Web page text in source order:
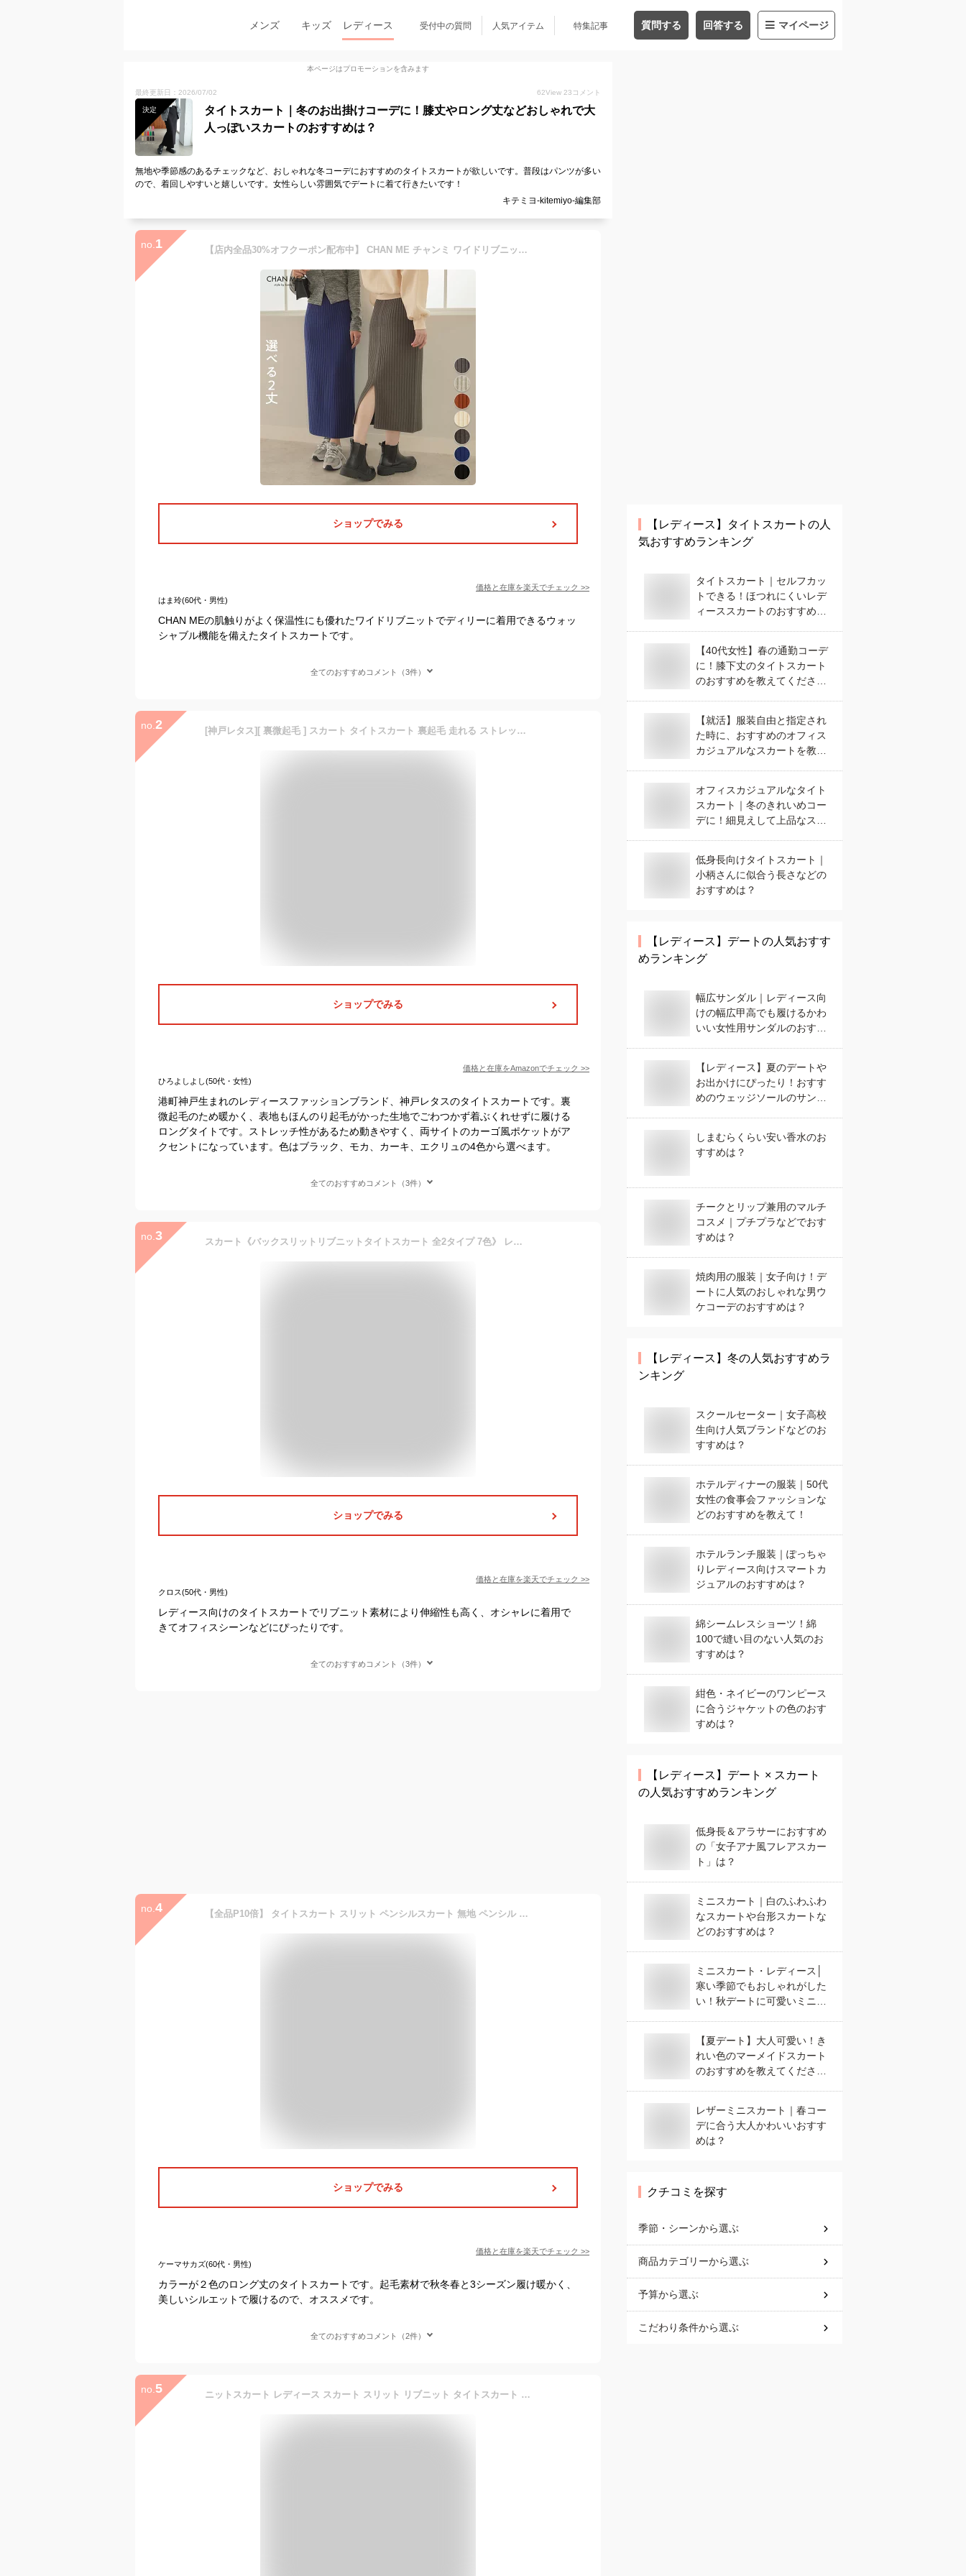
メンズ キッズ レディース 受付中の質問 人気アイテム 特集記事 質問する 回答する マイページ
本ページはプロモーションを含みます
最終更新日：2026/07/02 62View 23 コメント
決定
タイトスカート｜冬のお出掛けコーデに！膝丈やロング丈などおしゃれで大
人っぽいスカートのおすすめは？
無地や季節感のあるチェックなど、おしゃれな冬コーデにおすすめのタイトスカートが欲しいです。普段はパンツが多い
ので、着回しやすいと嬉しいです。女性らしい雰囲気でデートに着て行きたいです！
キテミヨ-kitemiyo-編集部
no. 1 【店内全品30%オフクーポン配布中】 CHAN ME チャンミ ワイドリブニットスカート レディース 25秋冬 バックスリット 全5色 レギュラー丈/ロング丈 M/L/LL
ショップでみる
価格と在庫を楽天でチェック >>
はま玲(60代・男性)
CHAN MEの肌触りがよく保温性にも優れたワイドリブニットでディリーに着用できるウォッ
シャブル機能を備えたタイトスカートです。
全てのおすすめコメント（3件）
no. 2 [神戸レタス][ 裏微起毛 ] スカート タイトスカート 裏起毛 走れる ストレッチ カーゴ風スカート [M4145] M ロング モカ
ショップでみる
価格と在庫をAmazonでチェック >>
ひろよしよし(50代・女性)
港町神戸生まれのレディースファッションブランド、神戸レタスのタイトスカートです。裏
微起毛のため暖かく、表地もほんのり起毛がかった生地でごわつかず着ぶくれせずに履ける
ロングタイトです。ストレッチ性があるため動きやすく、両サイトのカーゴ風ポケットがア
クセントになっています。色はブラック、モカ、カーキ、エクリュの4色から選べます。
全てのおすすめコメント（3件）
no. 3 スカート《バックスリットリブニットタイトスカート 全2タイプ 7色》 レディース ボトムス ニットスカート タイトスカート ペンシルスカート ナロースカート リブニット ウエストゴム シンプル おしゃれ きれいめ オフィス 通勤 ミモレ丈 美脚 秋冬 メール便可//10//
ショップでみる
価格と在庫を楽天でチェック >>
クロス(50代・男性)
レディース向けのタイトスカートでリブニット素材により伸縮性も高く、オシャレに着用で
きてオフィスシーンなどにぴったりです。
全てのおすすめコメント（3件）
no. 4 【全品P10倍】 タイトスカート スリット ペンシルスカート 無地 ペンシル ナロースカート シンプル ミモレ丈 ウエストゴム ひざ下 上品 秋冬 レディース 膝下 ミモレ ロング ロング丈 ポケット フェイク ウール 起毛 大人 きれいめ 清楚 グレー 黒 ブラック 秋 冬 春
ショップでみる
価格と在庫を楽天でチェック >>
ケーマサカズ(60代・男性)
カラーが２色のロング丈のタイトスカートです。起毛素材で秋冬春と3シーズン履け暖かく、
美しいシルエットで履けるので、オススメです。
全てのおすすめコメント（2件）
no. 5 ニットスカート レディース スカート スリット リブニット タイトスカート 選べる2丈 秋冬 タイト ロング 厚手 春 秋 冬 ロングスカート ロング丈 ミモレ丈 ストレッチ 伸縮 動ける ウエストゴム 細見え 美脚 シンプル ベーシック 大人 30代 40代 送料無料
【レディース】 タイトスカート の人
気おすすめランキング
タイトスカート｜セルフカッ
トできる！ほつれにくいレデ
ィーススカートのおすすめ
【40代女性】春の通勤コーデ
に！膝下丈のタイトスカート
のおすすめを教えてくださ
【就活】服装自由と指定され
た時に、おすすめのオフィス
カジュアルなスカートを教え
オフィスカジュアルなタイト
スカート｜冬のきれいめコー
デに！細見えして上品なスカ
低身長向けタイトスカート｜
小柄さんに似合う長さなどの
おすすめは？
【レディース】 デート の人気おすす
めランキング
幅広サンダル｜レディース向
けの幅広甲高でも履けるかわ
いい女性用サンダルのおすす
【レディース】夏のデートや
お出かけにぴったり！おすす
めのウェッジソールのサンダ
しまむらくらい安い香水のお
すすめは？
チークとリップ兼用のマルチ
コスメ｜プチプラなどでおす
すめは？
焼肉用の服装｜女子向け！デ
ートに人気のおしゃれな男ウ
ケコーデのおすすめは？
【レディース】 冬の人気おすすめラ
ンキング
スクールセーター｜女子高校
生向け人気ブランドなどのお
すすめは？
ホテルディナーの服装｜50代
女性の食事会ファッションな
どのおすすめを教えて！
ホテルランチ服装｜ぽっちゃ
りレディース向けスマートカ
ジュアルのおすすめは？
綿シームレスショーツ！綿
100で縫い目のない人気のお
すすめは？
紺色・ネイビーのワンピース
に合うジャケットの色のおす
すめは？
【レディース】 デート × スカート
の人気おすすめランキング
低身長＆アラサーにおすすめ
の「女子アナ風フレアスカー
ト」は？
ミニスカート｜白のふわふわ
なスカートや台形スカートな
どのおすすめは？
ミニスカート・レディース│
寒い季節でもおしゃれがした
い！秋デートに可愛いミニス
【夏デート】大人可愛い！き
れい色のマーメイドスカート
のおすすめを教えてくださ
レザーミニスカート｜春コー
デに合う大人かわいいおすす
めは？
クチコミを探す
季節・シーンから選ぶ
商品カテゴリーから選ぶ
予算から選ぶ
こだわり条件から選ぶ